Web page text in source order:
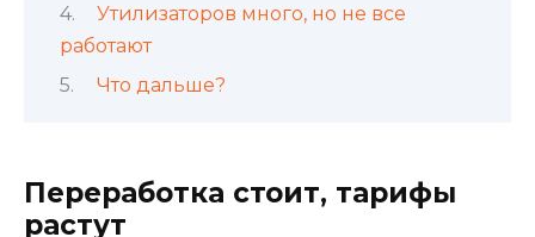
Утилизаторов много, но не все
работают
Что дальше?
Переработка стоит, тарифы
растут